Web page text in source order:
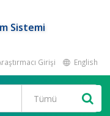
Sistemi
Girişi English